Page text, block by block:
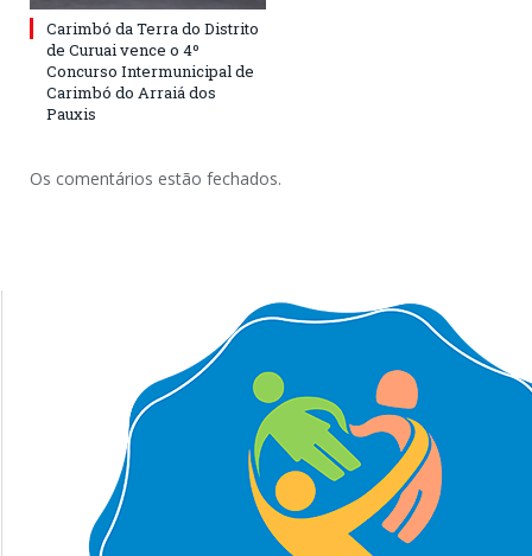
Carimbó da Terra do Distrito
de Curuai vence o 4º
Concurso Intermunicipal de
Carimbó do Arraiá dos
Pauxis
Os comentários estão fechados.